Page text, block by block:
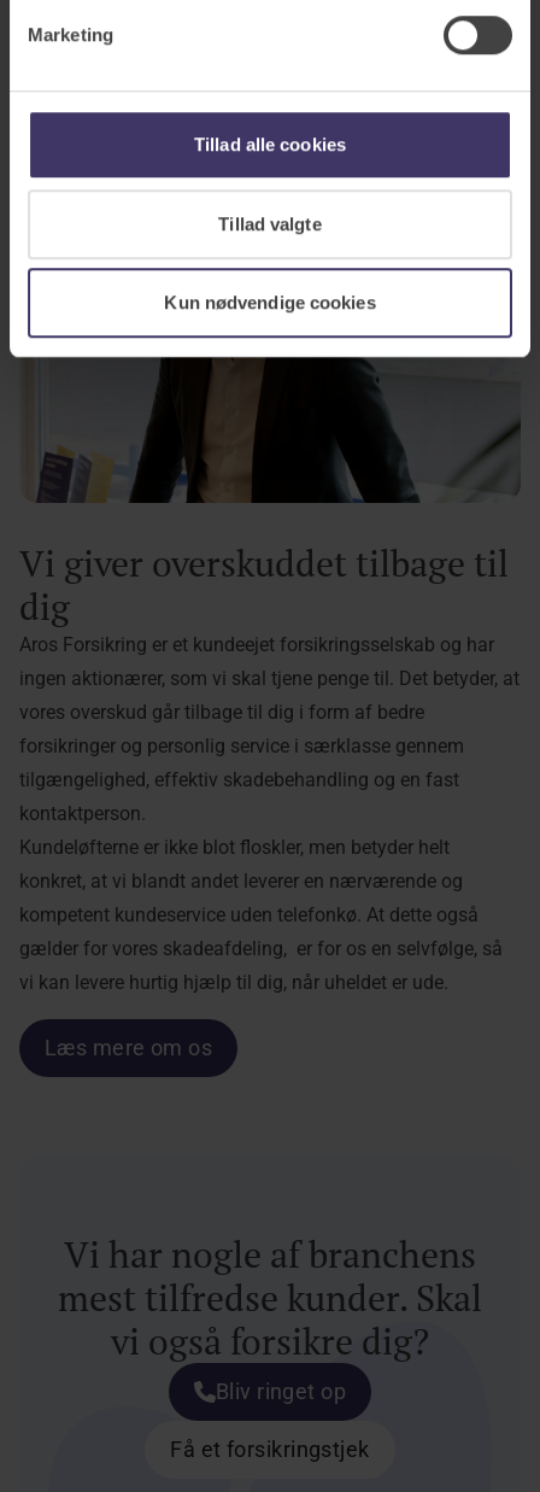
Marketing
Tillad alle cookies
Tillad valgte
Kun nødvendige cookies
Vi giver overskuddet tilbage til
dig
Aros Forsikring er et kundeejet forsikringsselskab og har
ingen aktionærer, som vi skal tjene penge til. Det betyder, at
vores overskud går tilbage til dig i form af bedre
forsikringer og personlig service i særklasse gennem
tilgængelighed, effektiv skadebehandling og en fast
kontaktperson.
Kundeløfterne er ikke blot floskler, men betyder helt
konkret, at vi blandt andet leverer en nærværende og
kompetent kundeservice uden telefonkø. At dette også
gælder for vores skadeafdeling, er for os en selvfølge, så
vi kan levere hurtig hjælp til dig, når uheldet er ude.
Læs mere om os
Vi har nogle af branchens
mest tilfredse kunder. Skal
vi også forsikre dig?
Bliv ringet op
Få et forsikringstjek